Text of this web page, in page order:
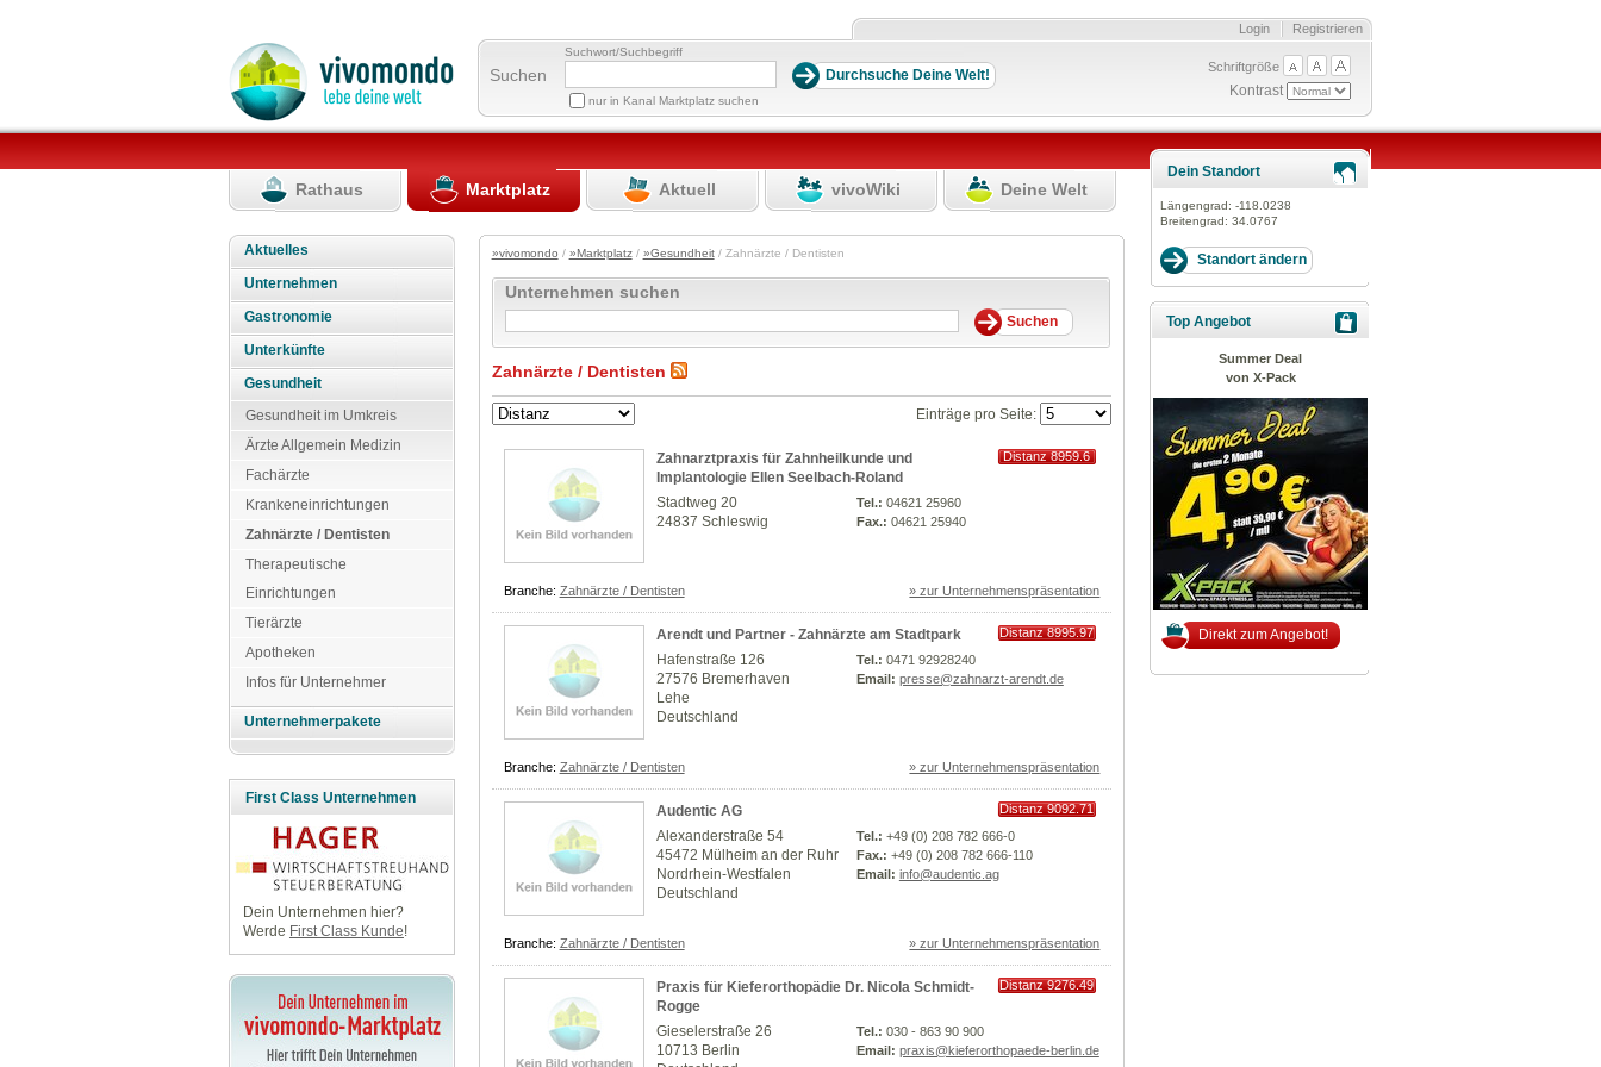
Registrieren
Login
Suchen
Suchwort/Suchbegriff
nur in Kanal Marktplatz suchen
Schriftgröße
Kontrast
Rathaus Marktplatz Aktuell vivoWiki Deine Welt
Aktuelles
Unternehmen
Gastronomie
Unterkünfte
Gesundheit
Gesundheit im Umkreis
Ärzte Allgemein Medizin
Fachärzte
Krankeneinrichtungen
Zahnärzte / Dentisten
Therapeutische
Einrichtungen
Tierärzte
Apotheken
Infos für Unternehmer
Unternehmerpakete
First Class Unternehmen
Dein Unternehmen hier?
Werde First Class Kunde!
»vivomondo / »Marktplatz/ »Gesundheit/ Zahnärzte / Dentisten
Unternehmen suchen
Zahnärzte / Dentisten
Einträge pro Seite:
Zahnarztpraxis für Zahnheilkunde und
Implantologie Ellen Seelbach-Roland
Distanz 8959.6
Stadtweg 20
24837 Schleswig
Tel.: 04621 25960
Fax.: 04621 25940
Branche: Zahnärzte / Dentisten » zur Unternehmenspräsentation
Arendt und Partner - Zahnärzte am Stadtpark
Distanz 8995.97
Hafenstraße 126
27576 Bremerhaven
Lehe
Deutschland
Tel.: 0471 92928240
Email: presse@zahnarzt-arendt.de
Branche: Zahnärzte / Dentisten » zur Unternehmenspräsentation
Audentic AG
Distanz 9092.71
Alexanderstraße 54
45472 Mülheim an der Ruhr
Nordrhein-Westfalen
Deutschland
Tel.: +49 (0) 208 782 666-0
Fax.: +49 (0) 208 782 666-110
Email: info@audentic.ag
Branche: Zahnärzte / Dentisten » zur Unternehmenspräsentation
Praxis für Kieferorthopädie Dr. Nicola Schmidt-
Rogge
Distanz 9276.49
Gieselerstraße 26
10713 Berlin
Tel.: 030 - 863 90 900
Email: praxis@kieferorthopaede-berlin.de
Dein Standort
Längengrad: -118.0238
Breitengrad: 34.0767
Top Angebot
Summer Deal
von X-Pack
Direkt zum Angebot!